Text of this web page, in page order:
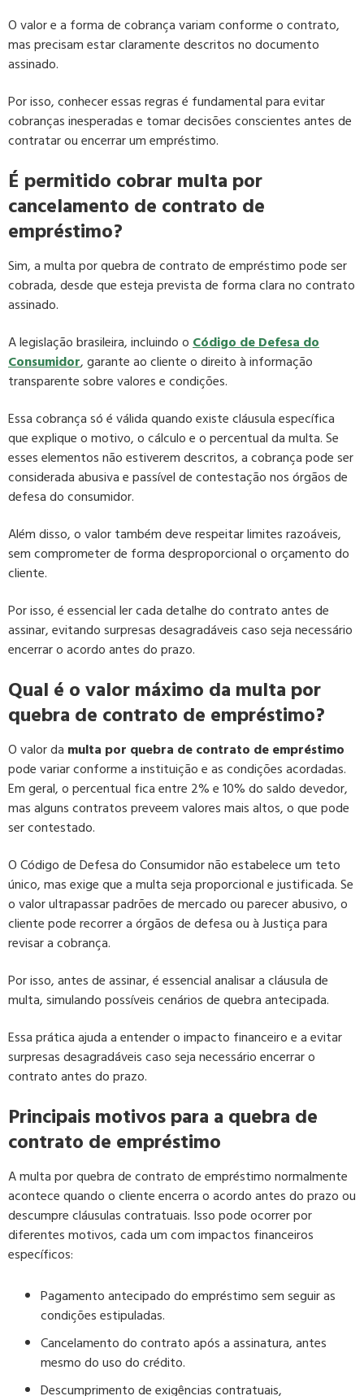
O valor e a forma de cobrança variam conforme o contrato,
mas precisam estar claramente descritos no documento
assinado.
Por isso, conhecer essas regras é fundamental para evitar
cobranças inesperadas e tomar decisões conscientes antes de
contratar ou encerrar um empréstimo.
É permitido cobrar multa por
cancelamento de contrato de
empréstimo?
Sim, a multa por quebra de contrato de empréstimo pode ser
cobrada, desde que esteja prevista de forma clara no contrato
assinado.
A legislação brasileira, incluindo oCódigo de Defesa do
Consumidor, garante ao cliente o direito à informação
transparente sobre valores e condições.
Essa cobrança só é válida quando existe cláusula específica
que explique o motivo, o cálculo e o percentual da multa. Se
esses elementos não estiverem descritos, a cobrança pode ser
considerada abusiva e passível de contestação nos órgãos de
defesa do consumidor.
Além disso, o valor também deve respeitar limites razoáveis,
sem comprometer de forma desproporcional o orçamento do
cliente.
Por isso, é essencial ler cada detalhe do contrato antes de
assinar, evitando surpresas desagradáveis caso seja necessário
encerrar o acordo antes do prazo.
Qual é o valor máximo da multa por
quebra de contrato de empréstimo?
O valor da multa por quebra de contrato de empréstimo
pode variar conforme a instituição e as condições acordadas.
Em geral, o percentual fica entre 2% e 10% do saldo devedor,
mas alguns contratos preveem valores mais altos, o que pode
ser contestado.
O Código de Defesa do Consumidor não estabelece um teto
único, mas exige que a multa seja proporcional e justificada. Se
o valor ultrapassar padrões de mercado ou parecer abusivo, o
cliente pode recorrer a órgãos de defesa ou à Justiça para
revisar a cobrança.
Por isso, antes de assinar, é essencial analisar a cláusula de
multa, simulando possíveis cenários de quebra antecipada.
Essa prática ajuda a entender o impacto financeiro e a evitar
surpresas desagradáveis caso seja necessário encerrar o
contrato antes do prazo.
Principais motivos para a quebra de
contrato de empréstimo
A multa por quebra de contrato de empréstimo normalmente
acontece quando o cliente encerra o acordo antes do prazo ou
descumpre cláusulas contratuais. Isso pode ocorrer por
diferentes motivos, cada um com impactos financeiros
específicos:
Pagamento antecipado do empréstimo sem seguir as
condições estipuladas.
Cancelamento do contrato após a assinatura, antes
mesmo do uso do crédito.
Descumprimento de exigências contratuais,